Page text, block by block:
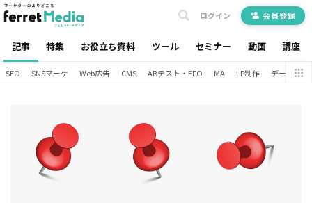
記事 特集 お役立ち資料 ツール セミナー 動画 講座
ログイン 会員登録
SEO SNSマーケ Web広告 CMS ABテスト・EFO MA LP制作 データ分析